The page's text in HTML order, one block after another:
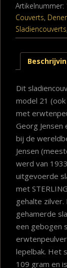
Artikelnummer:
Couverts,
Sladiencouverts
Dit
model 21
met
Georg Jensen
bij de
Jensen
werd van
uitgevoerde
met
gehalte zilver.
gehamerde
een gebogen
lepelbak. Het
109 gram en